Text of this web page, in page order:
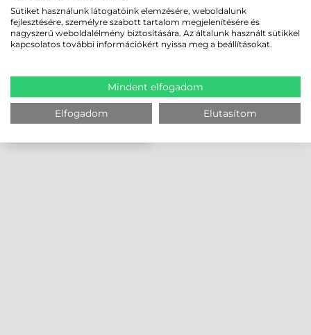
INDÍTÓVAL, ÁLLÍTHATÓ
MÉRET, CODISCAN
Sütiket használunk látogatóink elemzésére, weboldalunk
fejlesztésére, személyre szabott tartalom megjelenítésére és
nagyszerű weboldalélmény biztosítására. Az általunk használt sütikkel
kapcsolatos további információkért nyissa meg a beállításokat.
Mindent elfogadom
Elfogadom Elutasítom